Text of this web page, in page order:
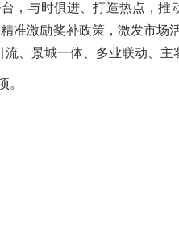
，与时俱进、打造热点，推
准激励奖补政策，激发市场
流、景城一体、多业联动、主
。